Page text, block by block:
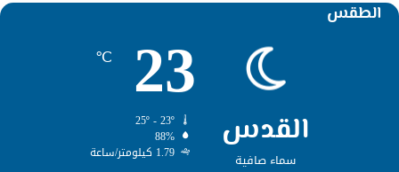
الطقس
القدس
سماء صافية
23
℃
88%
1.79 كيلومتر/ساعة